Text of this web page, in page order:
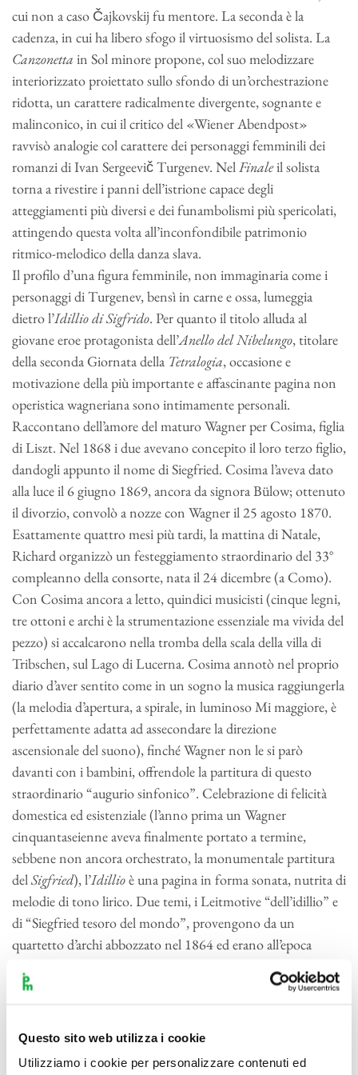
Questo sito web utilizza i cookie
Utilizziamo i cookie per personalizzare contenuti ed
cui non a caso Čajkovskij fu mentore. La seconda è la
cadenza, in cui ha libero sfogo il virtuosismo del solista. La
Canzonetta in Sol minore propone, col suo melodizzare
interiorizzato proiettato sullo sfondo di un’orchestrazione
ridotta, un carattere radicalmente divergente, sognante e
malinconico, in cui il critico del «Wiener Abendpost»
ravvisò analogie col carattere dei personaggi femminili dei
romanzi di Ivan Sergeevič Turgenev. NelFinaleil solista
torna a rivestire i panni dell’istrione capace degli
atteggiamenti più diversi e dei funambolismi più spericolati,
attingendo questa volta all’inconfondibile patrimonio
ritmico-melodico della danza slava.
Il profilo d’una figura femminile, non immaginaria come i
personaggi di Turgenev, bensì in carne e ossa, lumeggia
dietro l’Idillio di Sigfrido. Per quanto il titolo alluda al
giovane eroe protagonista dell’Anello del Nibelungo, titolare
della seconda Giornata della Tetralogia, occasione e
motivazione della più importante e affascinante pagina non
operistica wagneriana sono intimamente personali.
Raccontano dell’amore del maturo Wagner per Cosima, figlia
di Liszt. Nel 1868 i due avevano concepito il loro terzo figlio,
dandogli appunto il nome di Siegfried. Cosima l’aveva dato
alla luce il 6 giugno 1869, ancora da signora Bülow; ottenuto
il divorzio, convolò a nozze con Wagner il 25 agosto 1870.
Esattamente quattro mesi più tardi, la mattina di Natale,
Richard organizzò un festeggiamento straordinario del 33°
compleanno della consorte, nata il 24 dicembre (a Como).
Con Cosima ancora a letto, quindici musicisti (cinque legni,
tre ottoni e archi è la strumentazione essenziale ma vivida del
pezzo) si accalcarono nella tromba della scala della villa di
Tribschen, sul Lago di Lucerna. Cosima annotò nel proprio
diario d’aver sentito come in un sogno la musica raggiungerla
(la melodia d’apertura, a spirale, in luminoso Mi maggiore, è
perfettamente adatta ad assecondare la direzione
ascensionale del suono), finché Wagner non le si parò
davanti con i bambini, offrendole la partitura di questo
straordinario “augurio sinfonico”. Celebrazione di felicità
domestica ed esistenziale (l’anno prima un Wagner
cinquantaseienne aveva finalmente portato a termine,
sebbene non ancora orchestrato, la monumentale partitura
delSigfried), l’Idillioè una pagina in forma sonata, nutrita di
melodie di tono lirico. Due temi, i Leitmotive “dell’idillio” e
di “Siegfried tesoro del mondo”, provengono da un
quartetto d’archi abbozzato nel 1864 ed erano all’epoca
valore semantico inoppugnabile: nel finale dell’opera
Brünnhilde che, liberata dall’incantesimo del fuoco, si rivolge